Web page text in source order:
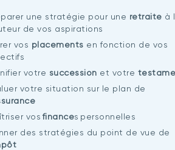
une stratégie pour une retraite à
de vos aspirations
vos placements en fonction de vos
votre succession et votre
votre situation sur le plan de
vosfinances personnelles
des stratégies du point de vue de